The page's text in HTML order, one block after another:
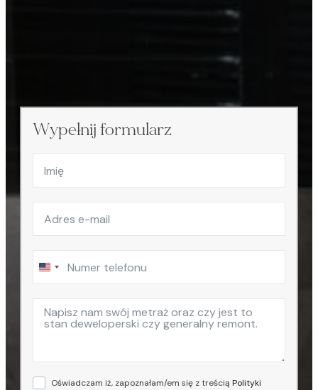
Wypełnij formularz
United
+1
Oświadczam iż, zapoznałam/em się z treścią Polityki